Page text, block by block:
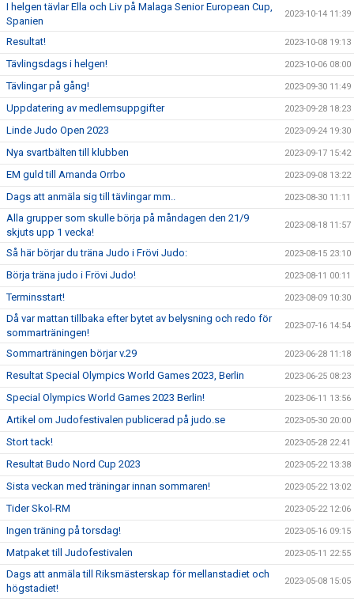
I helgen tävlar Ella och Liv på Malaga Senior European Cup,
Spanien
2023-10-14 11:39
Resultat! 2023-10-08 19:13
Tävlingsdags i helgen! 2023-10-06 08:00
Tävlingar på gång! 2023-09-30 11:49
Uppdatering av medlemsuppgifter 2023-09-28 18:23
Linde Judo Open 2023 2023-09-24 19:30
Nya svartbälten till klubben 2023-09-17 15:42
EM guld till Amanda Orrbo 2023-09-08 13:22
Dags att anmäla sig till tävlingar mm.. 2023-08-30 11:11
Alla grupper som skulle börja på måndagen den 21/9
skjuts upp 1 vecka!
2023-08-18 11:57
Så här börjar du träna Judo i Frövi Judo: 2023-08-15 23:10
Börja träna judo i Frövi Judo! 2023-08-11 00:11
Terminsstart! 2023-08-09 10:30
Då var mattan tillbaka efter bytet av belysning och redo för
sommarträningen!
2023-07-16 14:54
Sommarträningen börjar v.29 2023-06-28 11:18
Resultat Special Olympics World Games 2023, Berlin 2023-06-25 08:23
Special Olympics World Games 2023 Berlin! 2023-06-11 13:56
Artikel om Judofestivalen publicerad på judo.se 2023-05-30 20:00
Stort tack! 2023-05-28 22:41
Resultat Budo Nord Cup 2023 2023-05-22 13:38
Sista veckan med träningar innan sommaren! 2023-05-22 13:02
Tider Skol-RM 2023-05-22 12:06
Ingen träning på torsdag! 2023-05-16 09:15
Matpaket till Judofestivalen 2023-05-11 22:55
Dags att anmäla till Riksmästerskap för mellanstadiet och
högstadiet!
2023-05-08 15:05